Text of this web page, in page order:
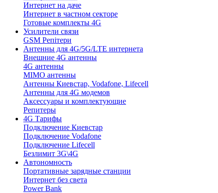
Интернет на даче
Интернет в частном секторе
Готовые комплекты 4G
Усилители связи
GSM Репітери
Антенны для 4G/5G/LTE интернета
Внешние 4G антенны
4G антенны
MIMO антенны
Антенны Киевстар, Vodafone, Lifecell
Антенны для 4G модемов
Аксессуары и комплектующие
Репитеры
4G Тарифы
Подключение Киевстар
Подключение Vodafone
Подключение Lifecell
Безлимит 3G\4G
Автономность
Портативные зарядные станции
Интернет без света
Power Bank